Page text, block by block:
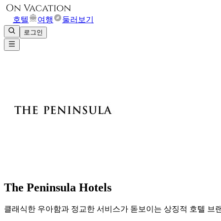
호텔 여행 둘러보기
로그인
The Peninsula Hotels
클래식한 우아함과 정교한 서비스가 돋보이는 상징적 호텔 브